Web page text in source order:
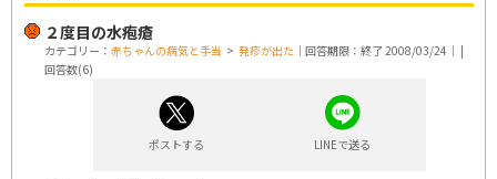
２度目の水疱瘡
カテゴリー： 赤ちゃんの病気と手当 > 発疹が出た ｜回答期限：終了 2008/03/24｜ |
回答数(6)
ポストする LINEで送る